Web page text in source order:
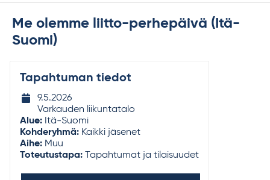
Me olemme liitto-perhepäivä (Itä-
Suomi)
Tapahtuman tiedot
Tapahtuman
ajankohta
9.5.2026
Varkauden liikuntatalo
Alue: Itä-Suomi
Kohderyhmä: Kaikki jäsenet
Aihe: Muu
Toteutustapa:
Tapahtumat ja tilaisuudet